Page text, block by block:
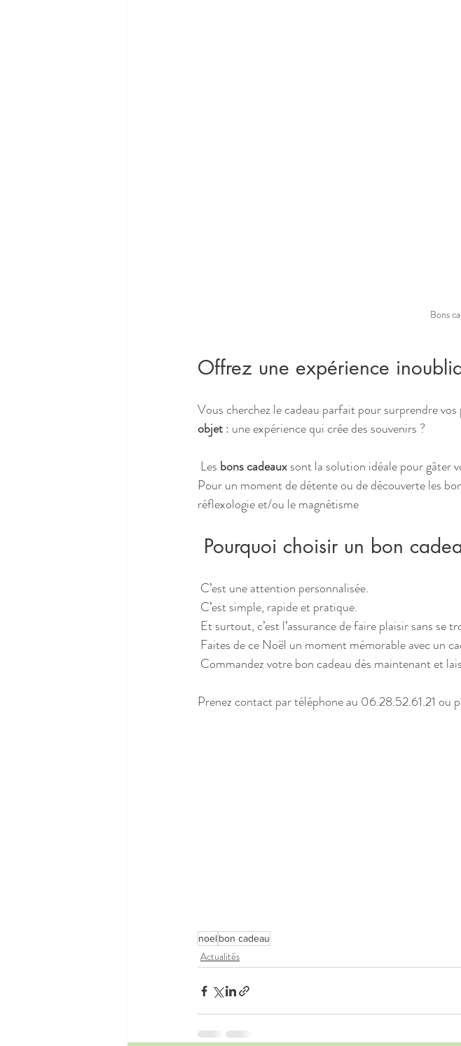
Bons
Offrez une expérience
Vous cherchez le cadeau parfait pour surprendre
objet : une expérience qui crée des souvenirs ?
Les bons cadeaux sont la solution idéale pour gâter
Pour un moment de détente ou de découverte les
réflexologie et/ou le magnétisme
Pourquoi choisir un bon
C’est une attention personnalisée.
C’est simple, rapide et pratique.
Et surtout, c’est l’assurance de faire plaisir sans se
Faites de ce Noël un moment mémorable avec un
Commandez votre bon cadeau dès maintenant et
Prenez contact par téléphone au 06.28.52.61.21 ou
noel bon cadeau
Actualités